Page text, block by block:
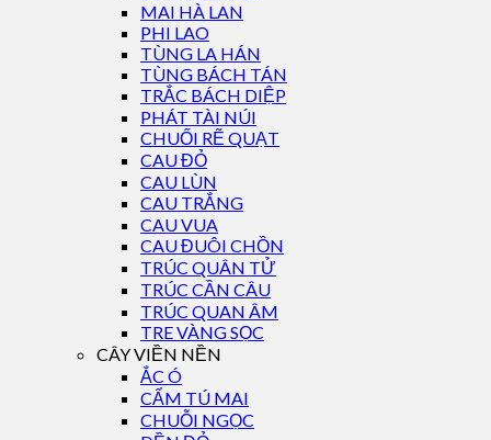
MAI HÀ LAN
PHI LAO
TÙNG LA HÁN
TÙNG BÁCH TÁN
TRẮC BÁCH DIỆP
PHÁT TÀI NÚI
CHUỐI RẼ QUẠT
CAU ĐỎ
CAU LÙN
CAU TRẮNG
CAU VUA
CAU ĐUÔI CHỒN
TRÚC QUÂN TỬ
TRÚC CẦN CÂU
TRÚC QUAN ÂM
TRE VÀNG SỌC
CÂY VIỀN NỀN
ẮC Ó
CẨM TÚ MAI
CHUỖI NGỌC